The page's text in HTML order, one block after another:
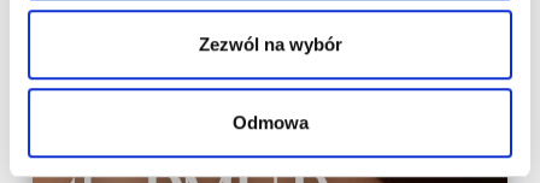
Zezwól na wybór
Odmowa